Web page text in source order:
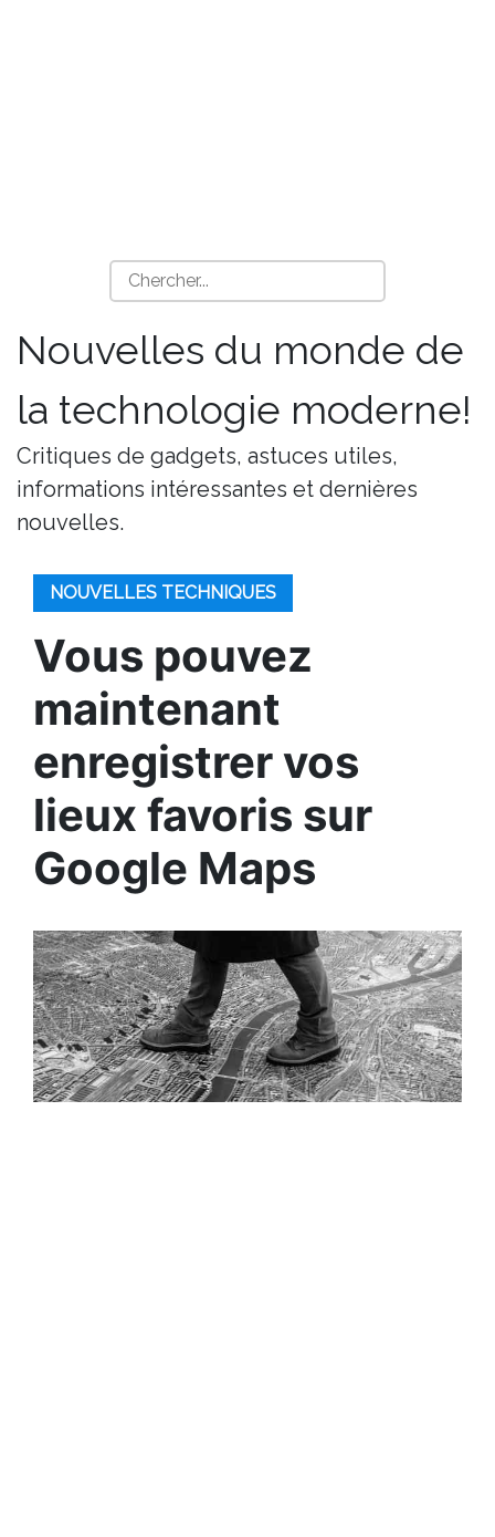
Nouvelles du monde de
la technologie moderne!
Critiques de gadgets, astuces utiles,
informations intéressantes et dernières
nouvelles.
NOUVELLES TECHNIQUES
Vous pouvez
maintenant
enregistrer vos
lieux favoris sur
Google Maps